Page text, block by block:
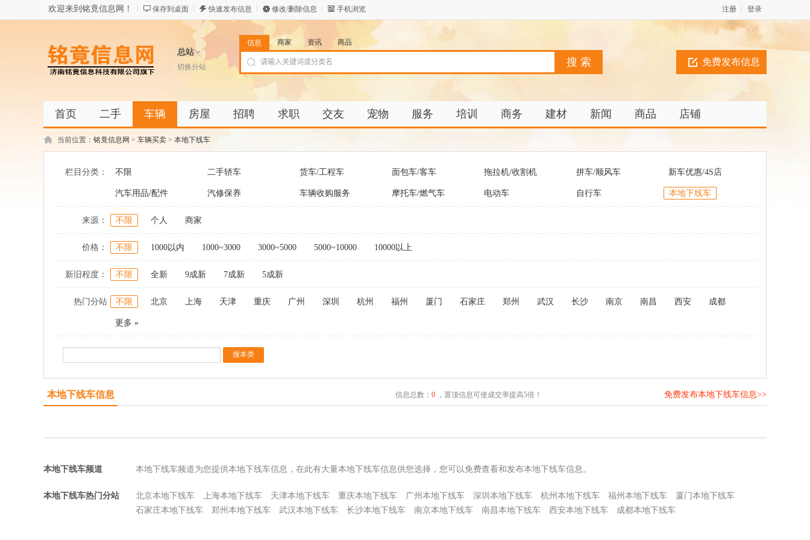
欢迎来到铭竟信息网！ 保存到桌面 快速发布信息 修改/删除信息 手机浏览 登录
注册
总站
切换分站 免费发布信息
信息 商家 资讯 商品
首页 二手 车辆 房屋 招聘 求职 交友 宠物 服务 培训 商务 建材 新闻 商品 店铺
当前位置： 铭竟信息网 > 车辆买卖 > 本地下线车
栏目分类： 不限 二手轿车 货车/工程车 面包车/客车 拖拉机/收割机 拼车/顺风车 新车优惠/4S店
汽车用品/配件 汽修保养 车辆收购服务 摩托车/燃气车 电动车 自行车 本地下线车
来源： 不限 个人 商家
价格： 不限 1000以内 1000~3000 3000~5000 5000~10000 10000以上
新旧程度： 不限 全新 9成新 7成新 5成新
热门分站 不限 北京 上海 天津 重庆 广州 深圳 杭州 福州 厦门 石家庄 郑州 武汉 长沙 南京 南昌 西安 成都
更多 »
本地下线车信息 信息总数： 0，置顶信息可使成交率提高5倍！ 免费发布本地下线车信息>>
本地下线车频道 本地下线车频道为您提供本地下线车信息，在此有大量本地下线车信息供您选择，您可以免费查看和发布本地下线车信息。
本地下线车热门分站 北京本地下线车 上海本地下线车 天津本地下线车 重庆本地下线车 广州本地下线车 深圳本地下线车 杭州本地下线车 福州本地下线车
厦门本地下线车
石家庄本地下线车
郑州本地下线车 武汉本地下线车 长沙本地下线车 南京本地下线车 南昌本地下线车 西安本地下线车 成都本地下线车